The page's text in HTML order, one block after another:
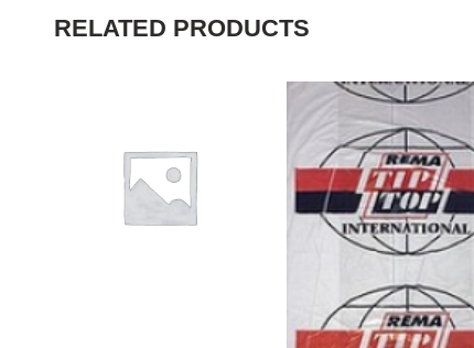
RELATED PRODUCTS
₴ 1,055.00
₴955.75
ADD TO
CART